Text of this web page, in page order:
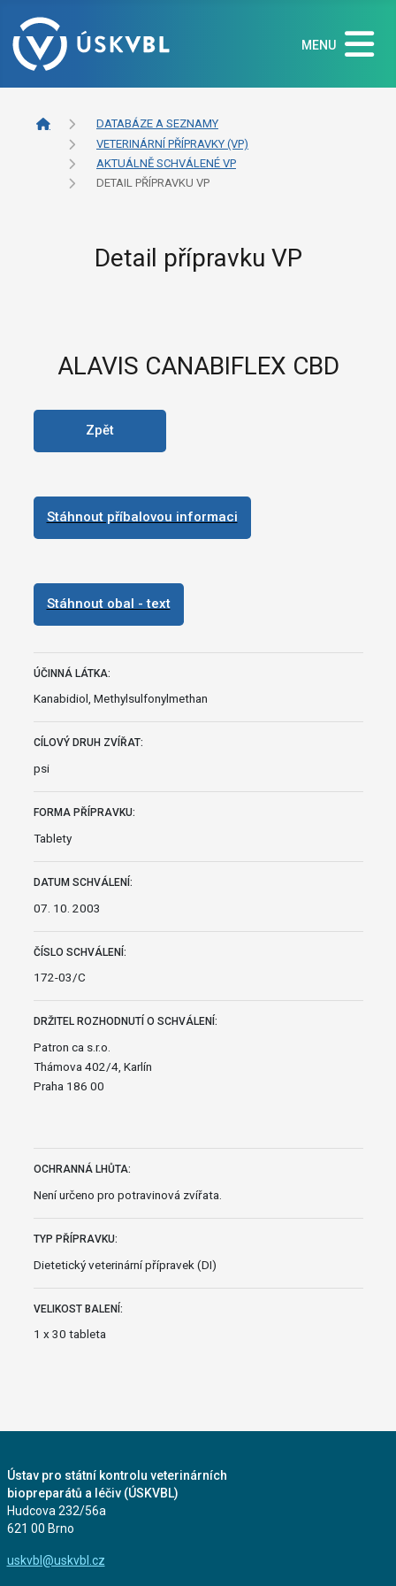
MENU
DATABÁZE A SEZNAMY
VETERINÁRNÍ PŘÍPRAVKY (VP)
AKTUÁLNĚ SCHVÁLENÉ VP
DETAIL PŘÍPRAVKU VP
Detail přípravku VP
ALAVIS CANABIFLEX CBD
Zpět
Stáhnout příbalovou informaci
Stáhnout obal - text
ÚČINNÁ LÁTKA:
Kanabidiol, Methylsulfonylmethan
CÍLOVÝ DRUH ZVÍŘAT:
psi
FORMA PŘÍPRAVKU:
Tablety
DATUM SCHVÁLENÍ:
07. 10. 2003
ČÍSLO SCHVÁLENÍ:
172-03/C
DRŽITEL ROZHODNUTÍ O SCHVÁLENÍ:
Patron ca s.r.o.
Thámova 402/4, Karlín
Praha 186 00
OCHRANNÁ LHŮTA:
Není určeno pro potravinová zvířata.
TYP PŘÍPRAVKU:
Dietetický veterinární přípravek (DI)
VELIKOST BALENÍ:
1 x 30 tableta
Ústav pro státní kontrolu veterinárních
biopreparátů a léčiv (ÚSKVBL)
Hudcova 232/56a
621 00 Brno
uskvbl@uskvbl.cz